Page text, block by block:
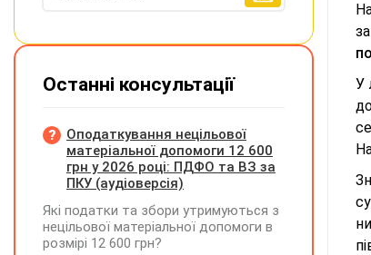
У
Останні консультації
Оподаткування нецільової
матеріальної допомоги 12 600
грн у 2026 році: ПДФО та ВЗ за
ПКУ (аудіоверсія)
Які податки та збори утримуються з
нецільової матеріальної допомоги в
розмірі 12 600 грн?